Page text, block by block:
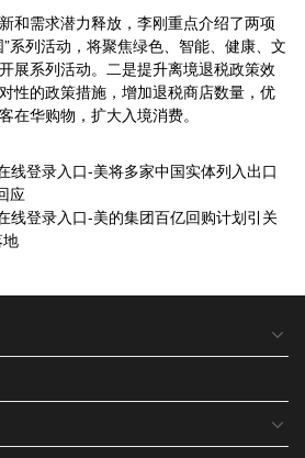
需求潜力释放，李刚重点介绍了两项
系列活动，将聚焦绿色、智能、健康、文
展系列活动。二是提升离境退税政策效
性的政策措施，增加退税商店数量，优
在华购物，扩大入境消费。
线登录入口-美将多家中国实体列入出口
应
线登录入口-美的集团百亿回购计划引关